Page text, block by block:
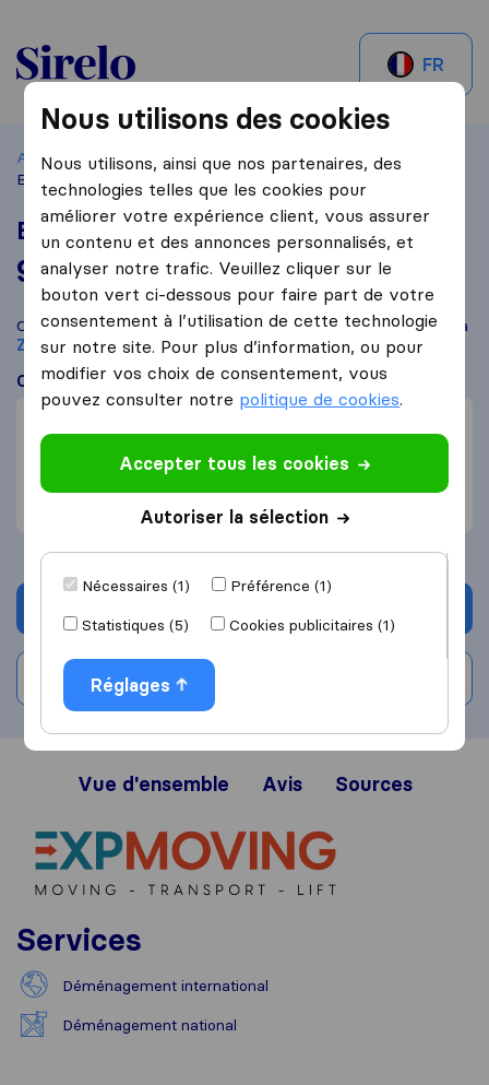
Sirelo.be
FR
Accueil Meilleurs déménageurs en Belgique
Zaventem
EXP Moving Belgium
EXP Moving Belgium
9,5 basé sur93
avis Sirelo et Google
i
Comparez EXP Moving Belgium avec d'autresdéménageurs
à
Zaventem
Ce que disent les clients
Déménagement rapide (4)
Organisation (2)
Rédiger un avis
Vue d'ensemble Avis Sources
Services
Déménagement international
Déménagement national
Nous utilisons des cookies
Nous utilisons, ainsi que nos partenaires, des
technologies telles que les cookies pour
améliorer votre expérience client, vous assurer
un contenu et des annonces personnalisés, et
analyser notre trafic. Veuillez cliquer sur le
bouton vert ci-dessous pour faire part de votre
consentement à l’utilisation de cette technologie
sur notre site. Pour plus d’information, ou pour
modifier vos choix de consentement, vous
pouvez consulter notre politique de cookies.
Accepter tous les cookies
Autoriser la sélection
Nécessaires (1)
Préférence (1)
Statistiques (5)
Cookies publicitaires (1)
Réglages